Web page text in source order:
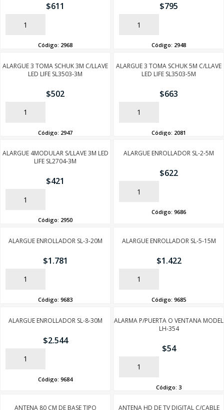
$611
AÑADIR
Código: 2968
$795
AÑADIR
Código: 2948
ALARGUE 3 TOMA SCHUK 3M C/LLAVE
LED LIFE SL3503-3M
$502
AÑADIR
Código: 2947
ALARGUE 3 TOMA SCHUK 5M C/LLAVE
LED LIFE SL3503-5M
$663
AÑADIR
Código: 2081
ALARGUE 4MODULAR S/LLAVE 3M LED
LIFE SL2704-3M
$421
AÑADIR
Código: 2950
ALARGUE ENROLLADOR SL-2-5M
$622
AÑADIR
Código: 9686
ALARGUE ENROLLADOR SL-3-20M
$1.781
AÑADIR
Código: 9683
ALARGUE ENROLLADOR SL-5-15M
$1.422
AÑADIR
Código: 9685
ALARGUE ENROLLADOR SL-8-30M
$2.544
AÑADIR
Código: 9684
ALARMA P/PUERTA O VENTANA MODEL
LH-354
$54
AÑADIR
Código: 3
ANTENA 80 CM DE BASE TIPO
ANTENA HD DE TV DIGITAL C/CABLE